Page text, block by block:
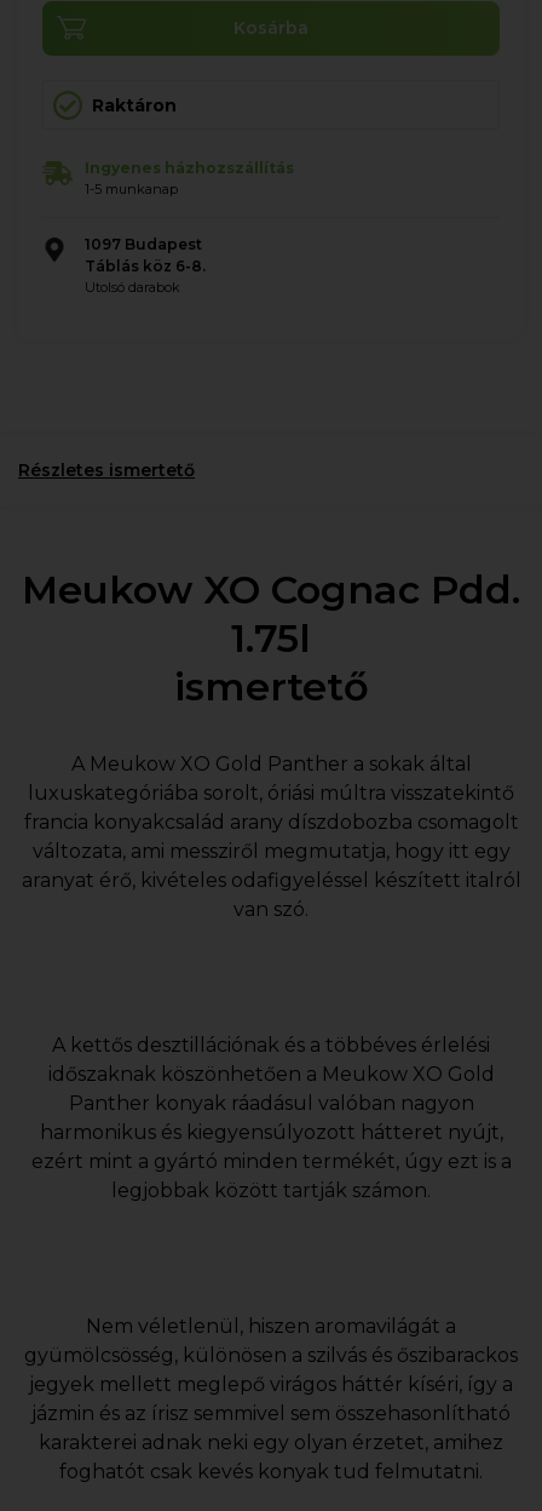
Kosárba
Raktáron
Ingyenes házhozszállítás
1-5 munkanap
1097 Budapest
Táblás köz 6-8.
Utolsó darabok
Részletes ismertető
Meukow XO Cognac Pdd.
1.75l
ismertető
A Meukow XO Gold Panther a sokak által
luxuskategóriába sorolt, óriási múltra visszatekintő
francia konyakcsalád arany díszdobozba csomagolt
változata, ami messziről megmutatja, hogy itt egy
aranyat érő, kivételes odafigyeléssel készített italról
van szó.
A kettős desztillációnak és a többéves érlelési
időszaknak köszönhetően a Meukow XO Gold
Panther konyak ráadásul valóban nagyon
harmonikus és kiegyensúlyozott hátteret nyújt,
ezért mint a gyártó minden termékét, úgy ezt is a
legjobbak között tartják számon.
Nem véletlenül, hiszen aromavilágát a
gyümölcsösség, különösen a szilvás és őszibarackos
jegyek mellett meglepő virágos háttér kíséri, így a
jázmin és az írisz semmivel sem összehasonlítható
karakterei adnak neki egy olyan érzetet, amihez
foghatót csak kevés konyak tud felmutatni.